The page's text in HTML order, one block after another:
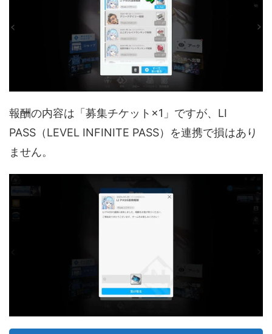
報酬の内容は「募集チケット×1」ですが、LI
PASS（LEVEL INFINITE PASS）を連携で損はあり
ません。